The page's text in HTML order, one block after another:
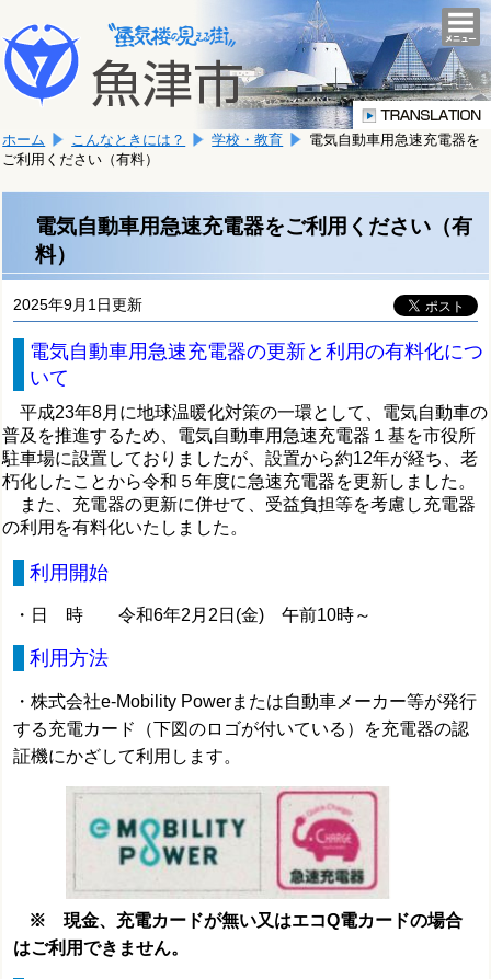
文
へ
移
ま
す。
こ
か
文
で
す。
ホーム こんなときには？ 学校・教育
電気自動車用急速充電器を
ご利用ください（有料）
電気自動車用急速充電器をご利用ください（有
料）
2025年9月1日更新
電気自動車用急速充電器の更新と利用の有料化につ
いて
平成23年8月に地球温暖化対策の一環として、電気自動車の
普及を推進するため、電気自動車用急速充電器１基を市役所
駐車場に設置しておりましたが、設置から約12年が経ち、老
朽化したことから令和５年度に急速充電器を更新しました。
また、充電器の更新に併せて、受益負担等を考慮し充電器
の利用を有料化いたしました。
利用開始
・日 時 令和6年2月2日(金) 午前10時～
利用方法
・株式会社e-Mobility Powerまたは自動車メーカー等が発行
する充電カード（下図のロゴが付いている）を充電器の認
証機にかざして利用します。
※ 現金、充電カードが無い又はエコQ電カードの場合
はご利用できません。